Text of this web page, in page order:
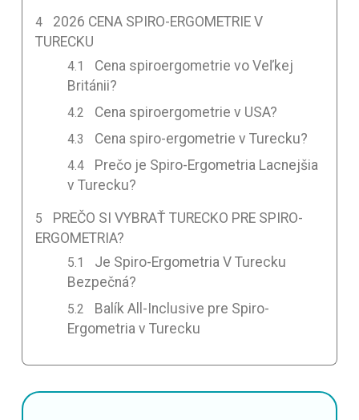
2026 CENA SPIRO-ERGOMETRIE V
TURECKU
Cena spiroergometrie vo Veľkej
Británii?
Cena spiroergometrie v USA?
Cena spiro-ergometrie v Turecku?
Prečo je Spiro-Ergometria Lacnejšia
v Turecku?
PREČO SI VYBRAŤ TURECKO PRE SPIRO-
ERGOMETRIA?
Je Spiro-Ergometria V Turecku
Bezpečná?
Balík All-Inclusive pre Spiro-
Ergometria v Turecku